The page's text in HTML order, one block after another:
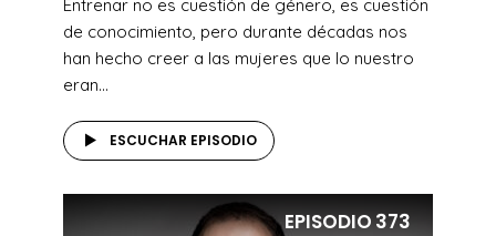
Entrenar no es cuestión de género, es cuestión
de conocimiento, pero durante décadas nos
han hecho creer a las mujeres que lo nuestro
eran...
ESCUCHAR EPISODIO
EPISODIO373